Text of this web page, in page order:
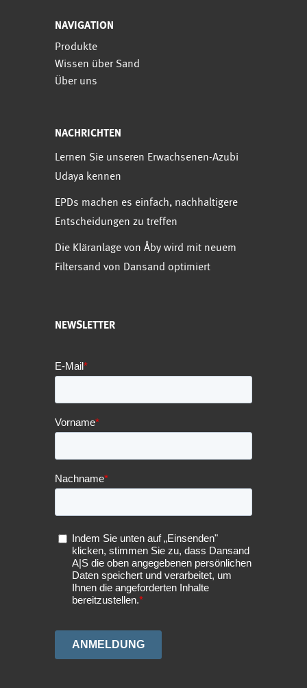
NAVIGATION
Produkte
Wissen über Sand
Über uns
NACHRICHTEN
Lernen Sie unseren Erwachsenen-Azubi
Udaya kennen
EPDs machen es einfach, nachhaltigere
Entscheidungen zu treffen
Die Kläranlage von Åby wird mit neuem
Filtersand von Dansand optimiert
NEWSLETTER